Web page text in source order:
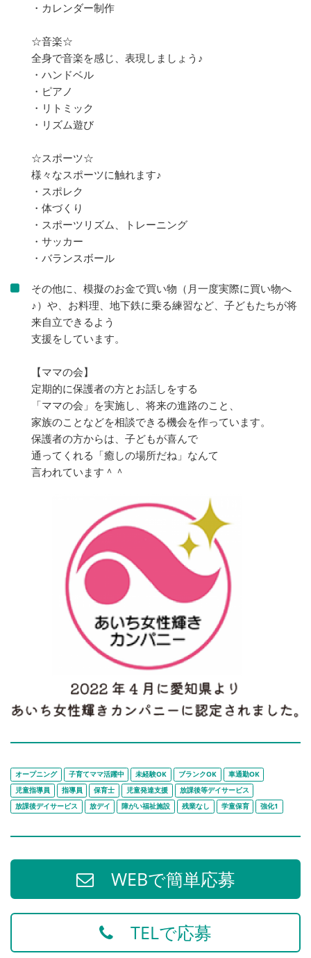
・カレンダー制作
☆音楽☆
全身で音楽を感じ、表現しましょう♪
・ハンドベル
・ピアノ
・リトミック
・リズム遊び
☆スポーツ☆
様々なスポーツに触れます♪
・スポレク
・体づくり
・スポーツリズム、トレーニング
・サッカー
・バランスボール
その他に、模擬のお金で買い物（月一度実際に買い物へ
♪）や、お料理、地下鉄に乗る練習など、子どもたちが将
来自立できるよう
支援をしています。
【ママの会】
定期的に保護者の方とお話しをする
「ママの会」を実施し、将来の進路のこと、
家族のことなどを相談できる機会を作っています。
保護者の方からは、子どもが喜んで
通ってくれる「癒しの場所だね」なんて
言われています＾＾
オープニング 子育てママ活躍中 未経験OK ブランクOK
車通勤OK
児童指導員
指導員 保育士 児童発達支援
放課後等デイサービス
放課後デイサービス
放デイ 障がい福祉施設 残業なし 学童保育 強化1
WEBで簡単応募
TELで応募